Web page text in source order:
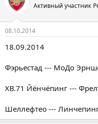
Активный участник
08.10.2014
18.09.2014
Фэрьестад --- МоДо
ХВ.71 Йёнчёпинг ---
Шеллефтео ---